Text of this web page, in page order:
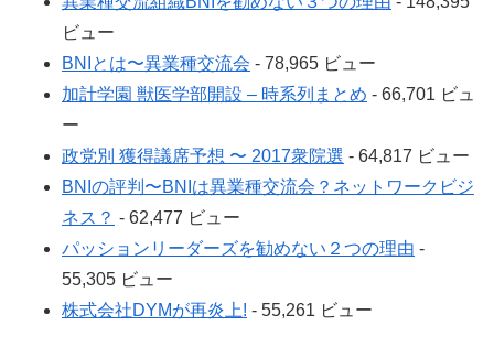
ビュー
BNIとは〜異業種交流会 - 78,965 ビュー
加計学園 獣医学部開設 – 時系列まとめ - 66,701 ビュ
ー
政党別 獲得議席予想 〜 2017衆院選 - 64,817 ビュー
BNIの評判〜BNIは異業種交流会？ネットワークビジ
ネス？ - 62,477 ビュー
パッションリーダーズを勧めない２つの理由 -
55,305 ビュー
株式会社DYMが再炎上! - 55,261 ビュー